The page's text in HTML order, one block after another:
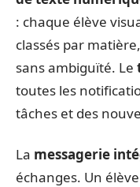
: chaque élève
classés par
sans ambiguïté. Le
toutes les
tâches et des
La messagerie
échanges. Un